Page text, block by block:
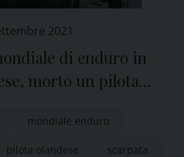
2021
di enduro in
morto un pilota
mondiale enduro
pilota olandese scarpata